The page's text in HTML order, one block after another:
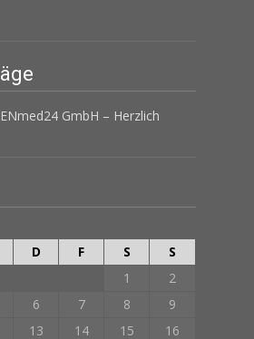
GmbH – Herzlich
D F S
S
1
2
6 7 8
9
13 14 15
16